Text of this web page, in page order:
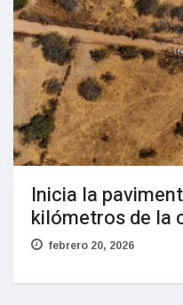
Inicia la
kilómetros de la
febrero 20, 2026